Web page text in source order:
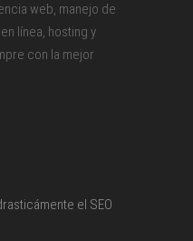
web, manejo de
línea, hosting y
con la mejor
el SEO